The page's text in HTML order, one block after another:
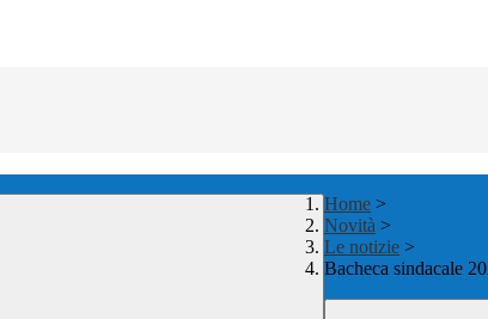
Home >
Novità >
Le notizie >
Bacheca sindacale